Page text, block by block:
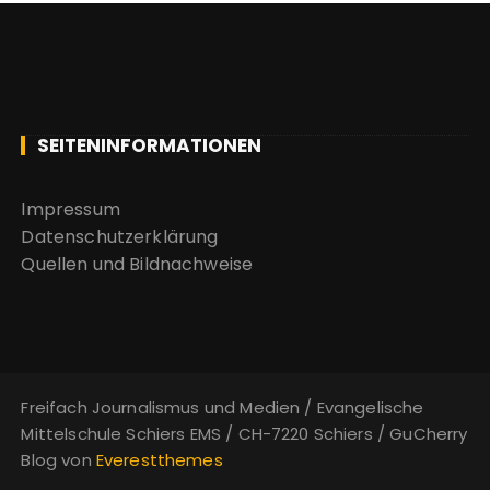
SEITENINFORMATIONEN
Impressum
Datenschutzerklärung
Quellen und Bildnachweise
Freifach Journalismus und Medien / Evangelische
Mittelschule Schiers EMS / CH-7220 Schiers / GuCherry
Blog von Everestthemes